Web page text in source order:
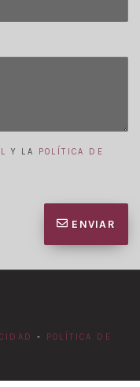
Y LA
POLÍTICA DE
ENVIAR
-
POLÍTICA DE